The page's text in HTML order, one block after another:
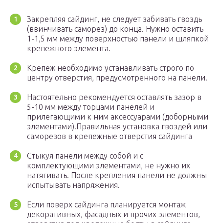
Закрепляя сайдинг, не следует забивать гвоздь
(ввинчивать саморез) до конца. Нужно оставить
1-1,5 мм между поверхностью панели и шляпкой
крепежного элемента.
Крепеж необходимо устанавливать строго по
центру отверстия, предусмотренного на панели.
Настоятельно рекомендуется оставлять зазор в
5-10 мм между торцами панелей и
прилегающими к ним аксессуарами (доборными
элементами).Правильная установка гвоздей или
саморезов в крепежные отверстия сайдинга
Стыкуя панели между собой и с
комплектующими элементами, не нужно их
натягивать. После крепления панели не должны
испытывать напряжения.
Если поверх сайдинга планируется монтаж
декоративных, фасадных и прочих элементов,